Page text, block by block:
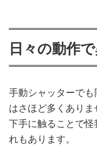
日々の動作
手動シャッターで
はさほど多くありま
下手に触ることで
れもあります。